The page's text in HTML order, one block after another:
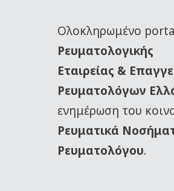
Oλοκληρωμένο
Ρευματολογικής
Εταιρείας &
Ρευματολόγων
ενημέρωση του
Ρευματικά
Ρευματολόγου.